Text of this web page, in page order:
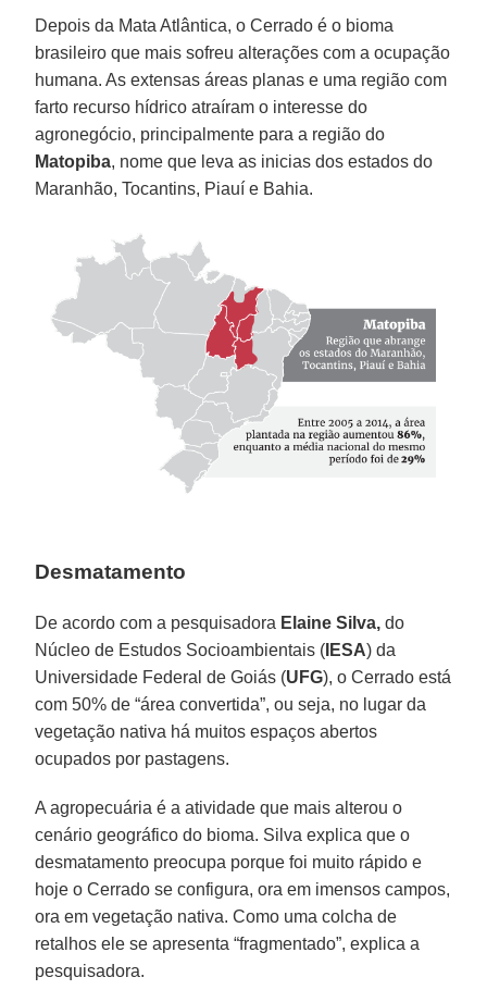
Depois da Mata Atlântica, o Cerrado é o bioma
brasileiro que mais sofreu alterações com a ocupação
humana. As extensas áreas planas e uma região com
farto recurso hídrico atraíram o interesse do
agronegócio, principalmente para a região do
Matopiba, nome que leva as inicias dos estados do
Maranhão, Tocantins, Piauí e Bahia.
Desmatamento
De acordo com a pesquisadora Elaine Silva, do
Núcleo de Estudos Socioambientais ( IESA) da
Universidade Federal de Goiás (UFG), o Cerrado está
com 50% de “área convertida”, ou seja, no lugar da
vegetação nativa há muitos espaços abertos
ocupados por pastagens.
A agropecuária é a atividade que mais alterou o
cenário geográfico do bioma. Silva explica que o
desmatamento preocupa porque foi muito rápido e
hoje o Cerrado se configura, ora em imensos campos,
ora em vegetação nativa. Como uma colcha de
retalhos ele se apresenta “fragmentado”, explica a
pesquisadora.